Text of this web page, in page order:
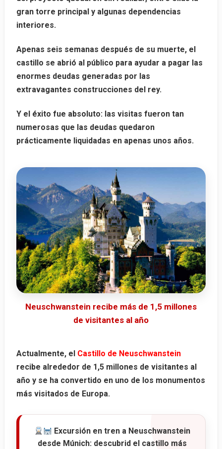
gran torre principal y algunas dependencias
interiores.
Apenas seis semanas después de su muerte, el
castillo se abrió al público para ayudar a pagar las
enormes deudas generadas por las
extravagantes construcciones del rey.
Y el éxito fue absoluto: las visitas fueron tan
numerosas que las deudas quedaron
prácticamente liquidadas en apenas unos años.
Neuschwanstein recibe más de 1,5 millones
de visitantes al año
Actualmente, el Castillo de Neuschwanstein
recibe alrededor de 1,5 millones de visitantes al
año y se ha convertido en uno de los monumentos
más visitados de Europa.
Excursión en tren a Neuschwanstein
desde Múnich: descubrid el castillo más